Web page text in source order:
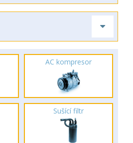
AC kompresor
Sušící filtr